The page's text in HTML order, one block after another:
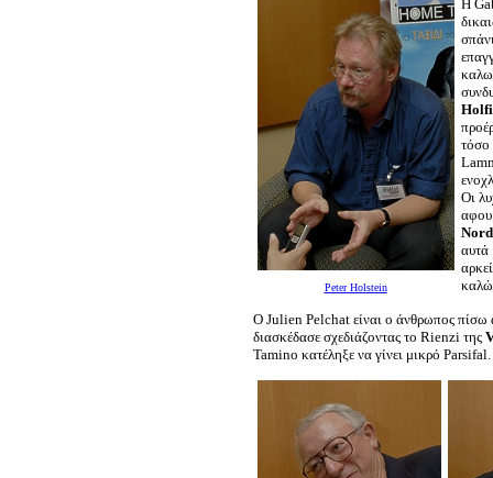
Η
τόσο
Οι
αυτά
Peter Holstein
Ο Julien Pelchat είναι ο άνθρωπος πίσω
διασκέδασε σχεδιάζοντας το Rienzi της
Tamino κατέληξε να γίνει μικρό